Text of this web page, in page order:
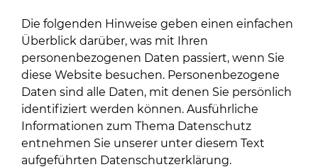
Die folgenden Hinweise geben einen einfachen
Überblick darüber, was mit Ihren
personenbezogenen Daten passiert, wenn Sie
diese Website besuchen. Personenbezogene
Daten sind alle Daten, mit denen Sie persönlich
identifiziert werden können. Ausführliche
Informationen zum Thema Datenschutz
entnehmen Sie unserer unter diesem Text
aufgeführten Datenschutzerklärung.